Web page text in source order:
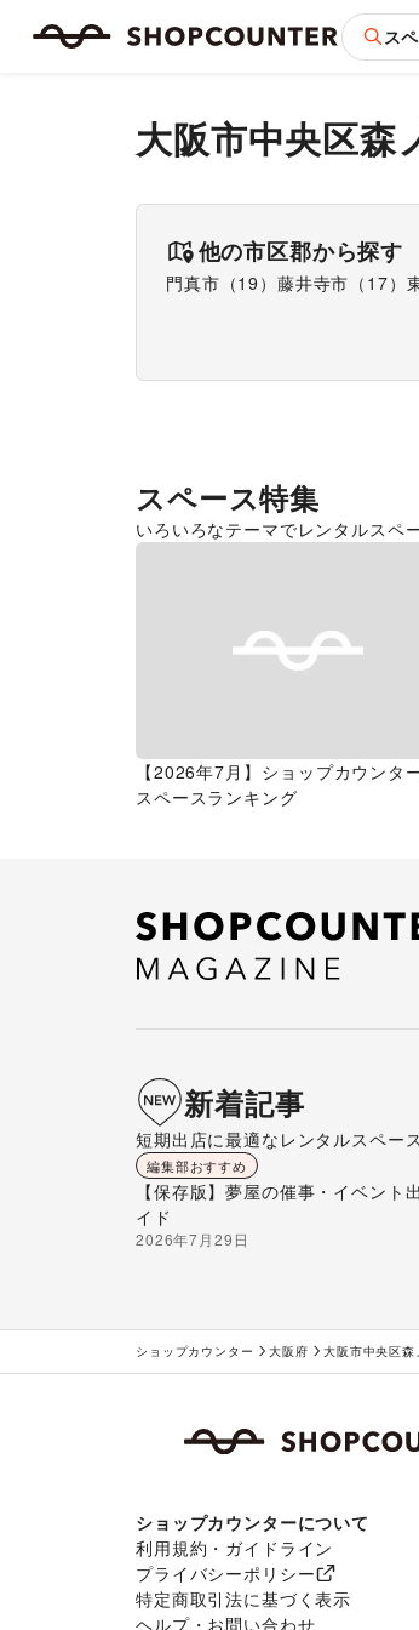
ス
大阪市中央区森
他の市区郡から探す
門真市 （19 ） 藤井寺市 （ 17）
スペース特集
いろいろなテーマでレンタルスペ
【2026年7月】ショップカウンタ
スペースランキング
新着記事
短期出店に最適なレンタルスペー
編集部おすすめ
【保存版】夢屋の催事・イベント
イド
2026年7月29日
ショップカウンター 大阪府 大阪市中央区森
ショップカウンターについて
利用規約・ガイドライン
プライバシーポリシー
特定商取引法に基づく表示
ヘルプ・お問い合わせ